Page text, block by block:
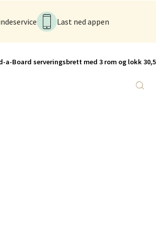
Last ned appen
a-Board serveringsbrett med 3 rom og lokk
16, 4016 Stavanger
10-20